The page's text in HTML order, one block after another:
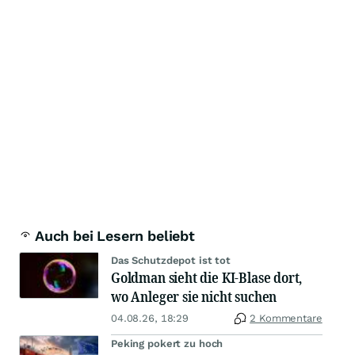
Auch bei Lesern beliebt
Das Schutzdepot ist tot
Goldman sieht die KI-Blase dort,
wo Anleger sie nicht suchen
04.08.26, 18:29 2 Kommentare
Peking pokert zu hoch